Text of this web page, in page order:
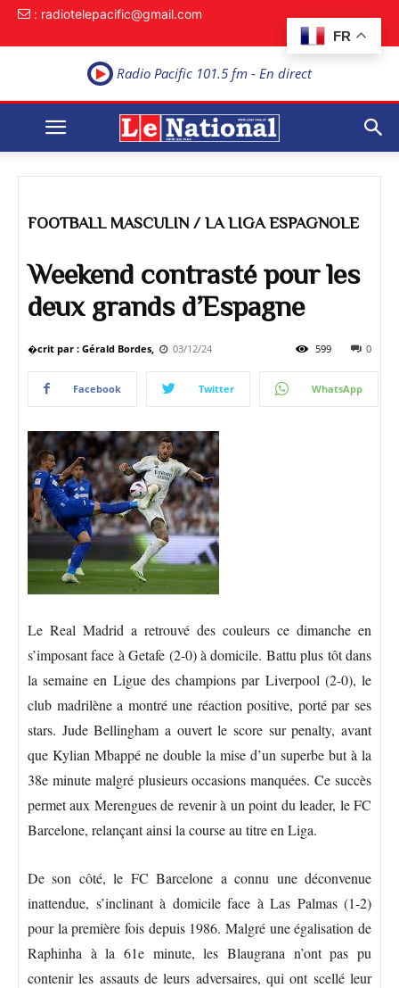
FR
: radiotelepacific@gmail.com
Radio Pacific 101.5 fm - En direct
FOOTBALL MASCULIN / LA LIGA ESPAGNOLE
Weekend contrasté pour les
deux grands d’Espagne
�crit par : Gérald Bordes, 03/12/24 0
599
Facebook Twitter WhatsApp
Le Real Madrid a retrouvé des couleurs ce dimanche en
s’imposant face à Getafe (2-0) à domicile. Battu plus tôt dans
la semaine en Ligue des champions par Liverpool (2-0), le
club madrilène a montré une réaction positive, porté par ses
stars. Jude Bellingham a ouvert le score sur penalty, avant
que Kylian Mbappé ne double la mise d’un superbe but à la
38e minute malgré plusieurs occasions manquées. Ce succès
permet aux Merengues de revenir à un point du leader, le FC
Barcelone, relançant ainsi la course au titre en Liga.
De son côté, le FC Barcelone a connu une déconvenue
inattendue, s’inclinant à domicile face à Las Palmas (1-2)
pour la première fois depuis 1986. Malgré une égalisation de
Raphinha à la 61e minute, les Blaugrana n’ont pas pu
contenir les assauts de leurs adversaires, qui ont scellé leur